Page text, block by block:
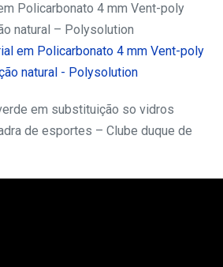
Policarbonato 4 mm Vent-poly
natural – Polysolution
em substituição so vidros
de esportes – Clube duque de